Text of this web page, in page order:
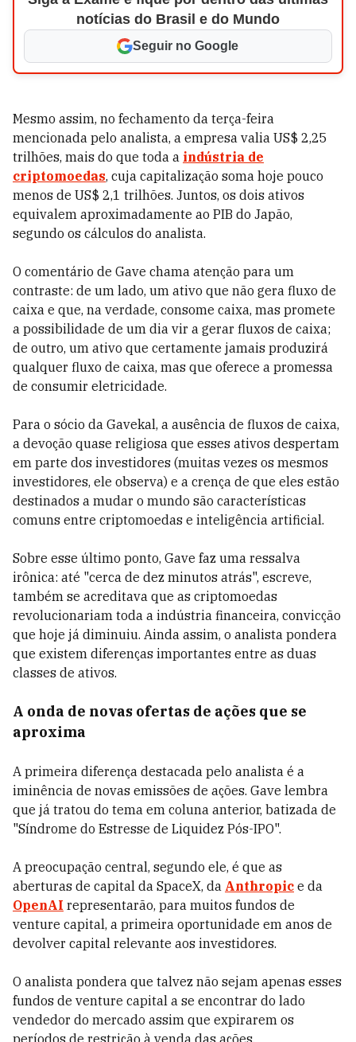
notícias do Brasil e do Mundo
Seguir no Google
Mesmo assim, no fechamento da terça-feira
mencionada pelo analista, a empresa valia US$ 2,25
trilhões, mais do que toda a indústria de
criptomoedas, cuja capitalização soma hoje pouco
menos de US$ 2,1 trilhões. Juntos, os dois ativos
equivalem aproximadamente ao PIB do Japão,
segundo os cálculos do analista.
O comentário de Gave chama atenção para um
contraste: de um lado, um ativo que não gera fluxo de
caixa e que, na verdade, consome caixa, mas promete
a possibilidade de um dia vir a gerar fluxos de caixa;
de outro, um ativo que certamente jamais produzirá
qualquer fluxo de caixa, mas que oferece a promessa
de consumir eletricidade.
Para o sócio da Gavekal, a ausência de fluxos de caixa,
a devoção quase religiosa que esses ativos despertam
em parte dos investidores (muitas vezes os mesmos
investidores, ele observa) e a crença de que eles estão
destinados a mudar o mundo são características
comuns entre criptomoedas e inteligência artificial.
Sobre esse último ponto, Gave faz uma ressalva
irônica: até "cerca de dez minutos atrás", escreve,
também se acreditava que as criptomoedas
revolucionariam toda a indústria financeira, convicção
que hoje já diminuiu. Ainda assim, o analista pondera
que existem diferenças importantes entre as duas
classes de ativos.
A onda de novas ofertas de ações que se
aproxima
A primeira diferença destacada pelo analista é a
iminência de novas emissões de ações. Gave lembra
que já tratou do tema em coluna anterior, batizada de
"Síndrome do Estresse de Liquidez Pós-IPO".
A preocupação central, segundo ele, é que as
aberturas de capital da SpaceX, da Anthropic e da
OpenAI representarão, para muitos fundos de
venture capital, a primeira oportunidade em anos de
devolver capital relevante aos investidores.
O analista pondera que talvez não sejam apenas esses
fundos de venture capital a se encontrar do lado
vendedor do mercado assim que expirarem os
períodos de restrição à venda das ações.